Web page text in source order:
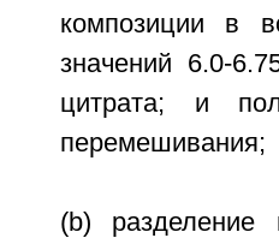
композиции в
значений 6.0-
цитрата; и
перемешивания;
(b) разделение